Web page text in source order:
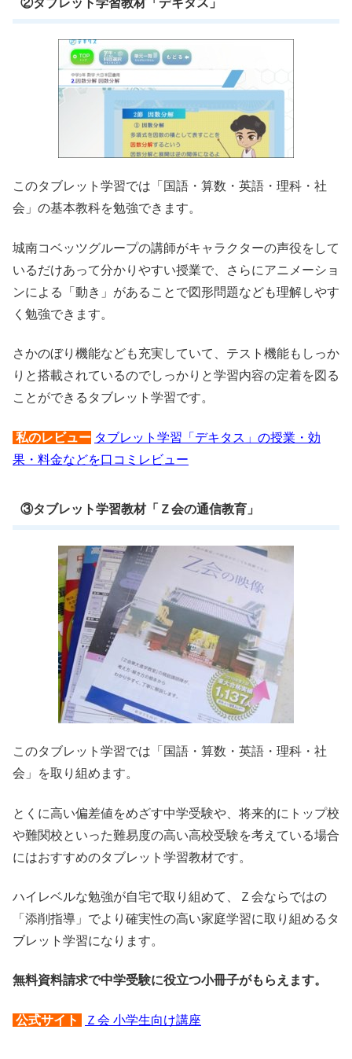
②タブレット学習教材「デキタス」
このタブレット学習では「国語・算数・英語・理科・社
会」の基本教科を勉強できます。
城南コベッツグループの講師がキャラクターの声役をして
いるだけあって分かりやすい授業で、さらにアニメーショ
ンによる「動き」があることで図形問題なども理解しやす
く勉強できます。
さかのぼり機能なども充実していて、テスト機能もしっか
りと搭載されているのでしっかりと学習内容の定着を図る
ことができるタブレット学習です。
私のレビュー タブレット学習「デキタス」の授業・効
果・料金などを口コミレビュー
③タブレット学習教材「Ｚ会の通信教育」
このタブレット学習では「国語・算数・英語・理科・社
会」を取り組めます。
とくに高い偏差値をめざす中学受験や、将来的にトップ校
や難関校といった難易度の高い高校受験を考えている場合
にはおすすめのタブレット学習教材です。
ハイレベルな勉強が自宅で取り組めて、Ｚ会ならではの
「添削指導」でより確実性の高い家庭学習に取り組めるタ
ブレット学習になります。
無料資料請求で中学受験に役立つ小冊子がもらえます。
公式サイト Ｚ会 小学生向け講座